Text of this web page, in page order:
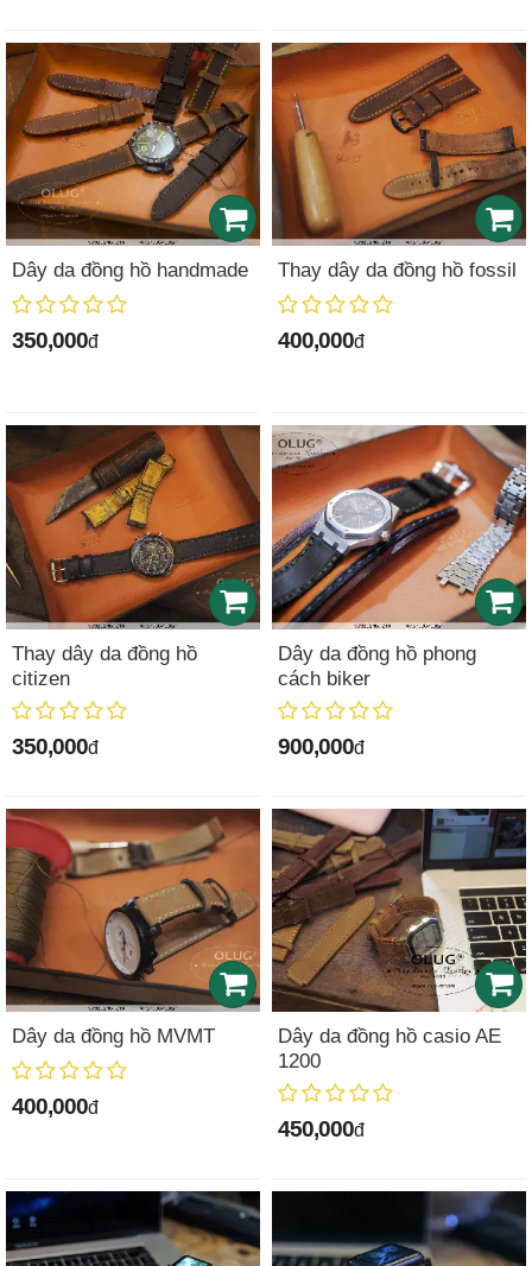
Dây da đồng hồ handmade
350,000đ
Thay dây da đồng hồ fossil
400,000đ
Thay dây da đồng hồ
citizen
350,000đ
Dây da đồng hồ phong
cách biker
900,000đ
Dây da đồng hồ MVMT
400,000đ
Dây da đồng hồ casio AE
1200
450,000đ